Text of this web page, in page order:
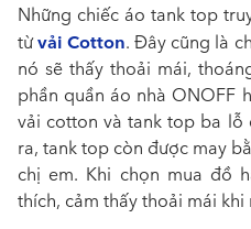
Những chiếc áo tank top
từvải Cotton. Đây cũng là
nó sẽ thấy thoải mái,
phần quần áo nhà ONOFF
vải cotton và tank top ba lỗ
ra, tank top còn được may
chị em. Khi chọn mua đồ
thích, cảm thấy thoải mái khi